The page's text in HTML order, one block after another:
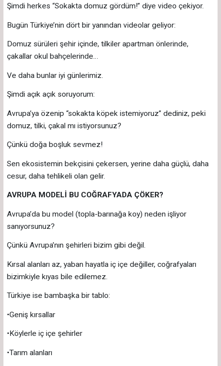
Şimdi herkes “Sokakta domuz gördüm!” diye video çekiyor.
Bugün Türkiye’nin dört bir yanından videolar geliyor:
Domuz sürüleri şehir içinde, tilkiler apartman önlerinde,
çakallar okul bahçelerinde…
Ve daha bunlar iyi günlerimiz.
Şimdi açık açık soruyorum:
Avrupa’ya özenip “sokakta köpek istemiyoruz” dediniz, peki
domuz, tilki, çakal mı istiyorsunuz?
Çünkü doğa boşluk sevmez!
Sen ekosistemin bekçisini çekersen, yerine daha güçlü, daha
cesur, daha tehlikeli olan gelir.
AVRUPA MODELİ BU COĞRAFYADA ÇÖKER?
Avrupa’da bu model (topla-barınağa koy) neden işliyor
sanıyorsunuz?
Çünkü Avrupa’nın şehirleri bizim gibi değil.
Kırsal alanları az, yaban hayatla iç içe değiller, coğrafyaları
bizimkiyle kıyas bile edilemez.
Türkiye ise bambaşka bir tablo:
•Geniş kırsallar
•Köylerle iç içe şehirler
•Tarım alanları